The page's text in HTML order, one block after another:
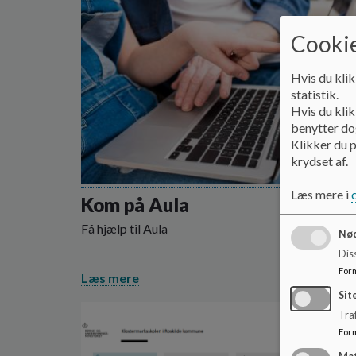
Kom på Aula
Få hjælp til Aula
Læs mere
Hvis du
statistik.
Hvis du
benytter
Klikker du
krydset af.
Læs mere i